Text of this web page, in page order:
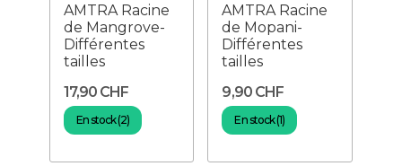
AMTRA Racine
de Mangrove-
Différentes
tailles
17,90 CHF
En stock (2)
AMTRA Racine
de Mopani-
Différentes
tailles
9,90 CHF
En stock (1)